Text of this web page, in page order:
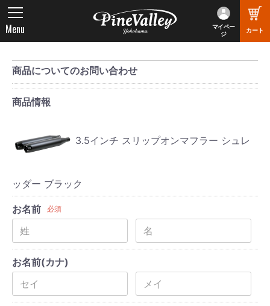
マイペー
ジ
カート
Menu
商品についてのお問い合わせ
商品情報
3.5インチ スリップオンマフラー シュレ
ッダー ブラック
お名前 必須
お名前(カナ)